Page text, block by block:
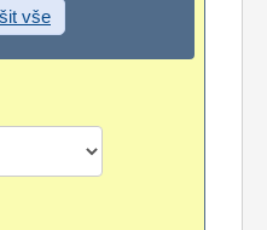
vše